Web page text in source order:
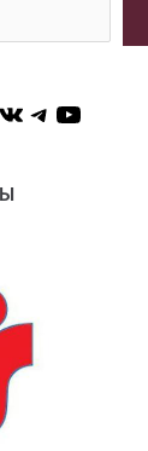
VKTelegram
YouTube